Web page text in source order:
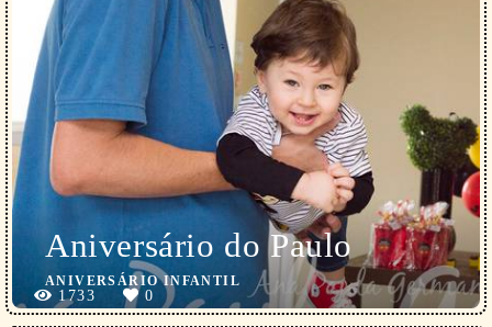
Aniversário do Paulo
ANIVERSÁRIO INFANTIL
1733 0